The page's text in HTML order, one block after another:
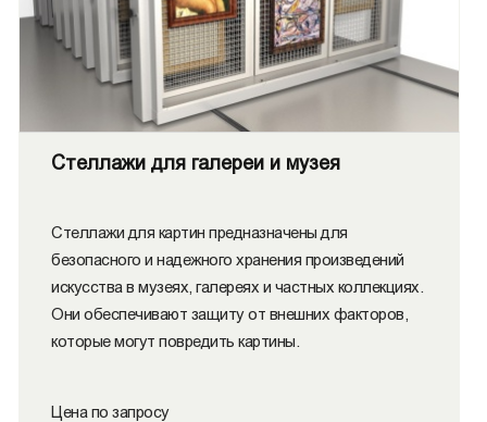
Стеллажи для галереи и музея
Стеллажи для картин предназначены для
безопасного и надежного хранения произведений
искусства в музеях, галереях и частных коллекциях.
Они обеспечивают защиту от внешних факторов,
которые могут повредить картины.
Цена по запросу